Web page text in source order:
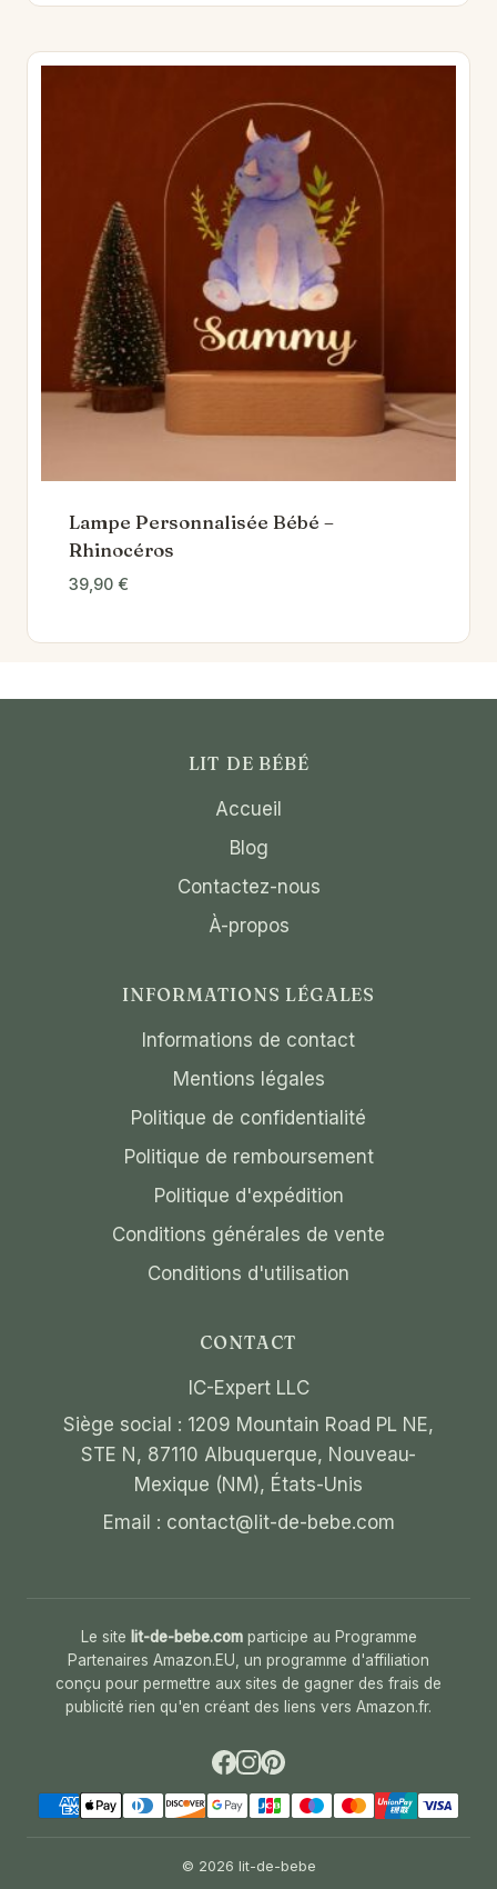
Lampe Personnalisée Bébé –
Rhinocéros
39,90 €
LIT DE BÉBÉ
Accueil
Blog
Contactez-nous
À-propos
INFORMATIONS LÉGALES
Informations de contact
Mentions légales
Politique de confidentialité
Politique de remboursement
Politique d'expédition
Conditions générales de vente
Conditions d'utilisation
CONTACT
IC-Expert LLC
Siège social : 1209 Mountain Road PL NE,
STE N, 87110 Albuquerque, Nouveau-
Mexique (NM), États-Unis
Email : contact@lit-de-bebe.com
Le site lit-de-bebe.comparticipe au Programme
Partenaires Amazon.EU, un programme d'affiliation
conçu pour permettre aux sites de gagner des frais de
publicité rien qu'en créant des liens vers Amazon.fr.
© 2026 lit-de-bebe